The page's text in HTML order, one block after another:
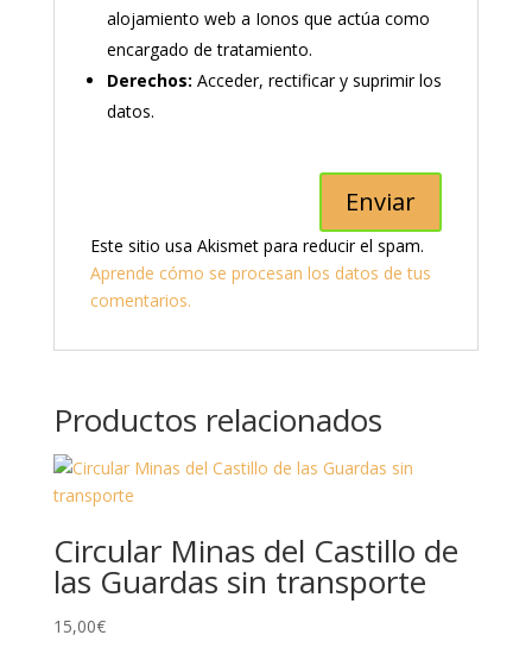
alojamiento web a Ionos que actúa como
encargado de tratamiento.
Derechos: Acceder, rectificar y suprimir los
datos.
Este sitio usa Akismet para reducir el spam.
Aprende cómo se procesan los datos de tus
comentarios.
Productos relacionados
Circular Minas del Castillo de
las Guardas sin transporte
15,00€